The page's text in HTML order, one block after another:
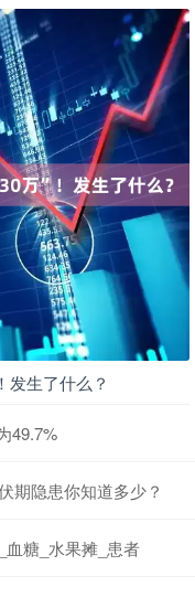
发生了什么？
49.7%
期隐患你知道多少？
糖_水果摊_患者